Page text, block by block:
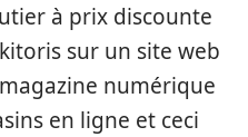
à prix discounte
sur un site web
numérique
en ligne et ceci